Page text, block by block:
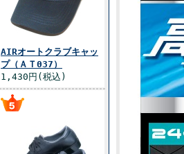
AIRオートクラブキャッ
プ（ＡＴ037）
1,430円(税込)